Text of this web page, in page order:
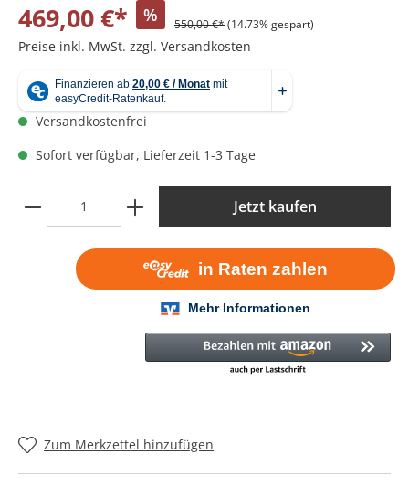
469,00 €* % 550,00 €*(14.73% gespart)
Preise inkl. MwSt. zzgl. Versandkosten
Versandkostenfrei
Sofort verfügbar, Lieferzeit 1-3 Tage
Jetzt kaufen
Zum Merkzettel hinzufügen